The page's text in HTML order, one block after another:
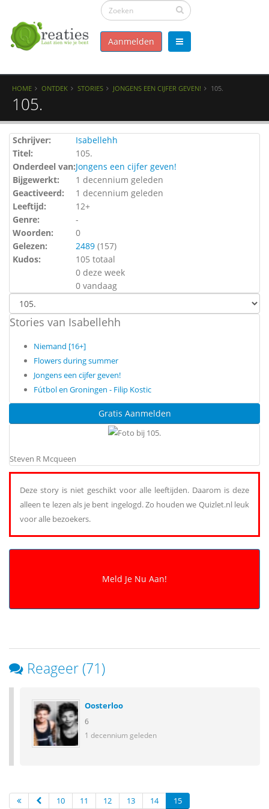
Aanmelden
HOME ONTDEK STORIES JONGENS EEN CIJFER GEVEN! 105.
105.
Schrijver:
Isabellehh
Titel:
105.
Onderdeel van:Jongens een cijfer geven!
Bijgewerkt:
1 decennium geleden
Geactiveerd:
1 decennium geleden
Leeftijd:
12+
Genre:
-
Woorden:
0
Gelezen:
2489 (157)
Kudos:
105 totaal
0 deze week
0 vandaag
Stories van Isabellehh
Niemand [16+]
Flowers during summer
Jongens een cijfer geven!
Fútbol en Groningen - Filip Kostic
Gratis Aanmelden
Steven R Mcqueen
Deze story is niet geschikt voor alle leeftijden. Daarom is deze
alleen te lezen als je bent ingelogd. Zo houden we Quizlet.nl leuk
voor alle bezoekers.
Reageer (71)
Oosterloo
6
1 decennium geleden
10 11 12 13 14 15